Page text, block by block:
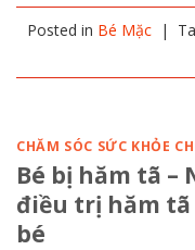
Posted in Bé Mặc |
CHĂM SÓC SỨC KHỎE
Bé bị hăm tã –
điều trị hăm
bé